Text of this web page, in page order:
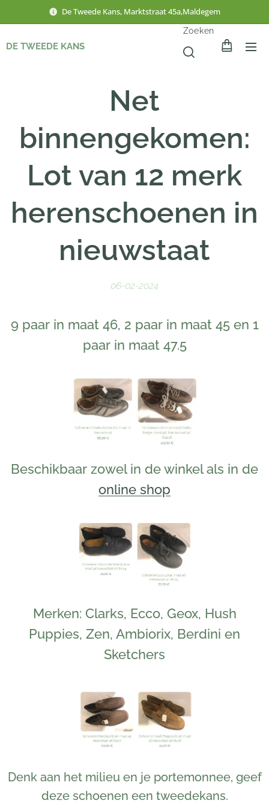
De Tweede Kans, Marktstraat 45a,Maldegem
DE TWEEDE KANS
Zoeken
Net
binnengekomen:
Lot van 12 merk
herenschoenen in
nieuwstaat
06-02-2024
9 paar in maat 46, 2 paar in maat 45 en 1
paar in maat 47.5
Beschikbaar zowel in de winkel als in de
online shop
Merken: Clarks, Ecco, Geox, Hush
Puppies, Zen, Ambiorix, Berdini en
Sketchers
Denk aan het milieu en je portemonnee, geef
deze schoenen een tweedekans.